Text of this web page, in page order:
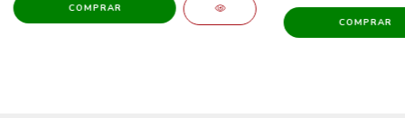
COMPRAR
COMPRAR